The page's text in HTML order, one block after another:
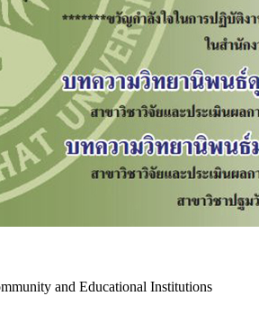
and Educational Institutions